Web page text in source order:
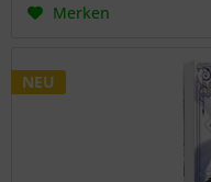
Merken
NEU